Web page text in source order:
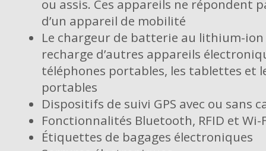
ou assis. Ces appareils ne répondent
d’un appareil de mobilité
Le chargeur de batterie au lithium-
recharge d’autres appareils
téléphones portables, les tablettes et
portables
Dispositifs de suivi GPS avec ou sans
Fonctionnalités Bluetooth, RFID et Wi-
Étiquettes de bagages électroniques